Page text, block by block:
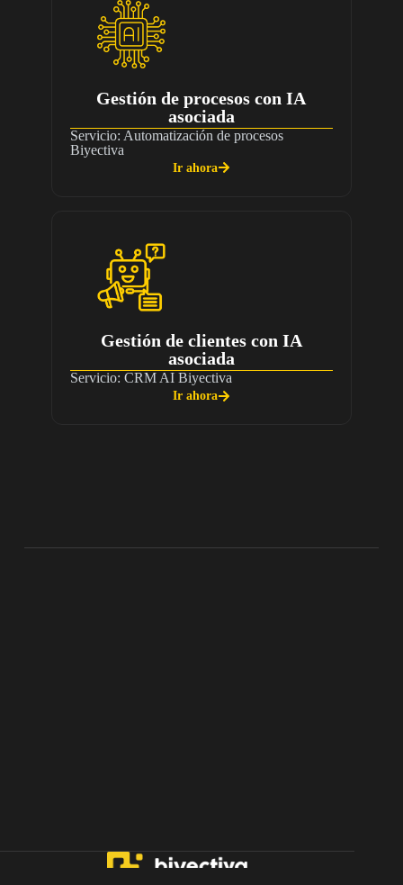
Gestión de procesos con IA
asociada
Servicio: Automatización de procesos
Biyectiva
Ir ahora
Gestión de clientes con IA
asociada
Servicio: CRM AI Biyectiva
Ir ahora